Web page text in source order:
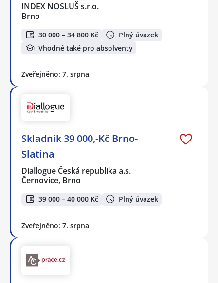
INDEX NOSLUŠ s.r.o.
Brno
30 000 – 34 800 Kč
Plný úvazek
Vhodné také pro absolventy
Zveřejněno: 7. srpna
Skladník 39 000,-Kč Brno-
Slatina
Diallogue Česká republika a.s.
Černovice, Brno
39 000 – 40 000 Kč Plný úvazek
Zveřejněno: 7. srpna